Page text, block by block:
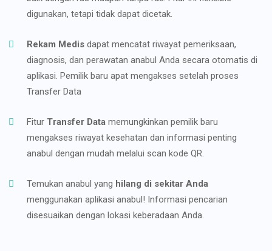
digunakan, tetapi tidak dapat dicetak.
Rekam Medis dapat mencatat riwayat pemeriksaan,
diagnosis, dan perawatan anabul Anda secara otomatis di
aplikasi. Pemilik baru apat mengakses setelah proses
Transfer Data
Fitur Transfer Data memungkinkan pemilik baru
mengakses riwayat kesehatan dan informasi penting
anabul dengan mudah melalui scan kode QR.
Temukan anabul yang hilang di sekitar Anda
menggunakan aplikasi anabul! Informasi pencarian
disesuaikan dengan lokasi keberadaan Anda.